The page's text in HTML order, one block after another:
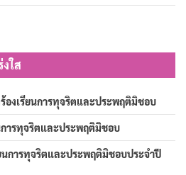
งใส
องเรียนการทุจริตและประพฤติมิชอบ
การทุจริตและประพฤติมิชอบ
นการทุจริตและประพฤติมิชอบประจำปี